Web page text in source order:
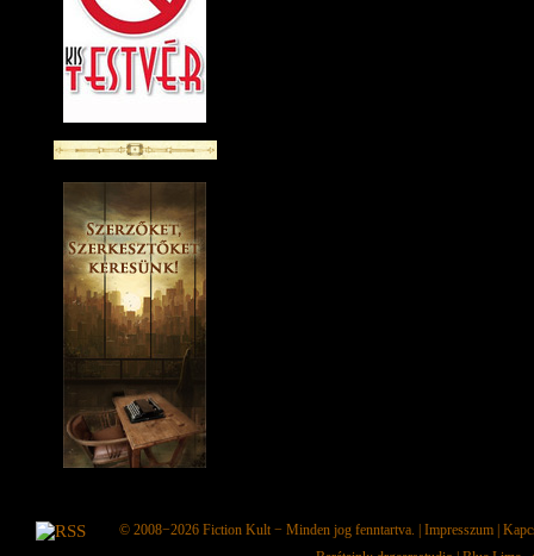
© 2008−2026 Fiction Kult − Minden jog fenntartva. | Impresszum